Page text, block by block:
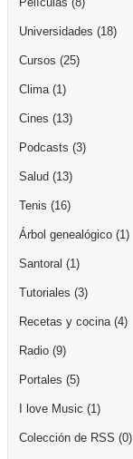
Universidades (18)
Cursos (25)
Clima(1)
Cines (13)
Podcasts (3)
Salud (13)
Tenis (16)
Árbol genealógico (1)
Santoral (1)
Tutoriales (3)
Recetas y cocina(4)
Radio (9)
Portales (5)
I love Music (1)
Colección de RSS (0)